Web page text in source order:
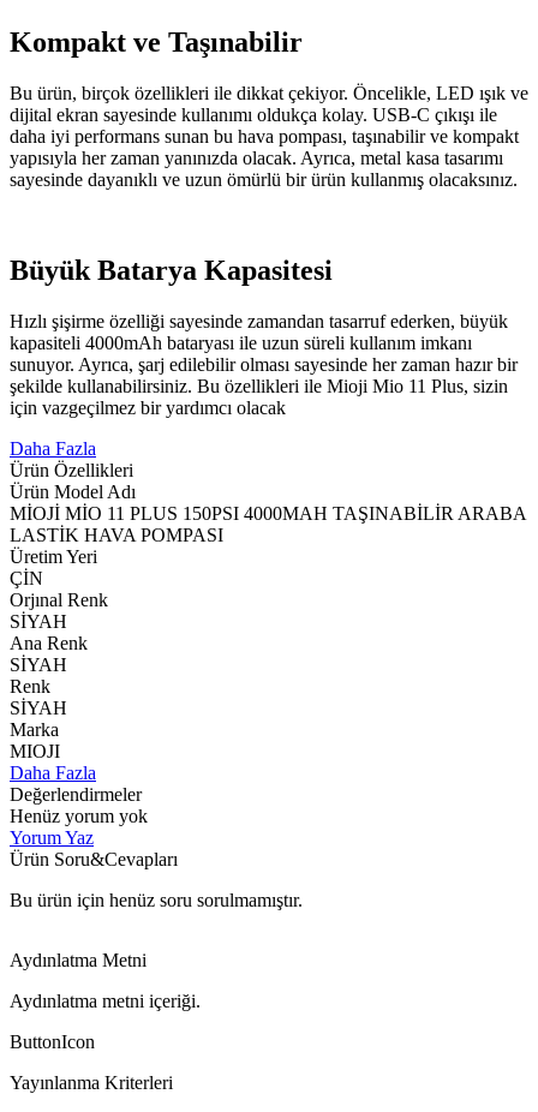
Kompakt ve Taşınabilir
Bu ürün, birçok özellikleri ile dikkat çekiyor. Öncelikle, LED ışık ve
dijital ekran sayesinde kullanımı oldukça kolay. USB-C çıkışı ile
daha iyi performans sunan bu hava pompası, taşınabilir ve kompakt
yapısıyla her zaman yanınızda olacak. Ayrıca, metal kasa tasarımı
sayesinde dayanıklı ve uzun ömürlü bir ürün kullanmış olacaksınız.
Büyük Batarya Kapasitesi
Hızlı şişirme özelliği sayesinde zamandan tasarruf ederken, büyük
kapasiteli 4000mAh bataryası ile uzun süreli kullanım imkanı
sunuyor. Ayrıca, şarj edilebilir olması sayesinde her zaman hazır bir
şekilde kullanabilirsiniz. Bu özellikleri ile Mioji Mio 11 Plus, sizin
için vazgeçilmez bir yardımcı olacak
Daha Fazla
Ürün Özellikleri
Ürün Model Adı
MİOJİ MİO 11 PLUS 150PSI 4000MAH TAŞINABİLİR ARABA
LASTİK HAVA POMPASI
Üretim Yeri
ÇİN
Orjınal Renk
SİYAH
Ana Renk
SİYAH
Renk
SİYAH
Marka
MIOJI
Daha Fazla
Değerlendirmeler
Henüz yorum yok
Yorum Yaz
Ürün Soru&Cevapları
Bu ürün için henüz soru sorulmamıştır.
Aydınlatma Metni
Aydınlatma metni içeriği.
ButtonIcon
Yayınlanma Kriterleri